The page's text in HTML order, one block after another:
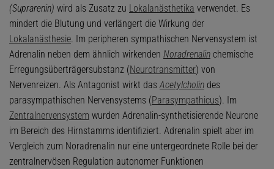
(Suprarenin) wird als Zusatz zu Lokalanästhetika verwendet. Es
mindert die Blutung und verlängert die Wirkung der
Lokalanästhesie. Im peripheren sympathischen Nervensystem ist
Adrenalin neben dem ähnlich wirkenden Noradrenalin chemische
Erregungsüberträgersubstanz (Neurotransmitter) von
Nervenreizen. Als Antagonist wirkt dasAcetylcholin des
parasympathischen Nervensystems (Parasympathicus). Im
Zentralnervensystem wurden Adrenalin-synthetisierende Neurone
im Bereich des Hirnstamms identifiziert. Adrenalin spielt aber im
Vergleich zum Noradrenalin nur eine untergeordnete Rolle bei der
zentralnervösen Regulation autonomer Funktionen